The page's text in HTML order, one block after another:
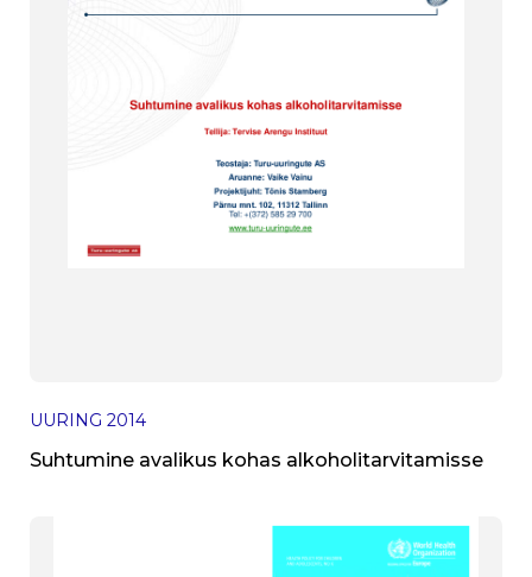
UURING 2014
Suhtumine avalikus kohas alkoholitarvitamisse